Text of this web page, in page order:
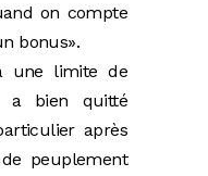
on compte
bonus».
une limite de
a bien quitté
après
peuplement